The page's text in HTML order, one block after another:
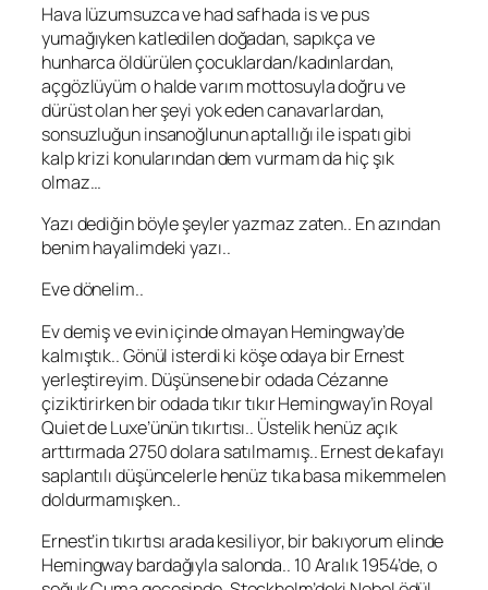
Hava lüzumsuzca ve had safhada is ve pus
yumağıyken katledilen doğadan, sapıkça ve
hunharca öldürülen çocuklardan/kadınlardan,
açgözlüyüm o halde varım mottosuyla doğru ve
dürüst olan her şeyi yok eden canavarlardan,
sonsuzluğun insanoğlunun aptallığı ile ispatı gibi
kalp krizi konularından dem vurmam da hiç şık
olmaz…
Yazı dediğin böyle şeyler yazmaz zaten.. En azından
benim hayalimdeki yazı..
Eve dönelim..
Ev demiş ve evin içinde olmayanHemingway’de
kalmıştık.. Gönül isterdi ki köşe odaya birErnest
yerleştireyim. Düşünsene bir odadaCézanne
çiziktirirken bir odada tıkır tıkırHemingway’inRoyal
Quiet de Luxe’ünün tıkırtısı.. Üstelik henüz açık
arttırmada 2750 dolara satılmamış..Ernestde kafayı
saplantılı düşüncelerle henüz tıka basa mikemmelen
doldurmamışken..
Ernest’in tıkırtısı arada kesiliyor, bir bakıyorum elinde
Hemingwaybardağıyla salonda.. 10 Aralık 1954’de, o